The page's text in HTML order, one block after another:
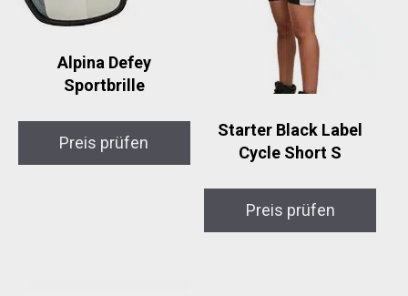
Alpina Defey
Sportbrille
Preis prüfen
Starter Black Label
Cycle Short S
Preis prüfen